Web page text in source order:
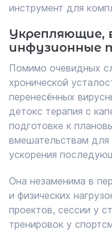
инструмент для
инфузионные
Помимо очевидных
хронической
перенесённых
детокс терапия с
подготовке к
вмешательствам
ускорения
Она незаменима в
и физических
проектов, сессии у
тренировок у